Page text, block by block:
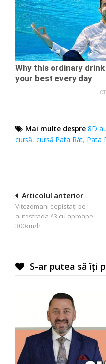
Mai multe despre 8D
cursă,cursă Pata Rât, Pata
Navigare
în
articole
Articolul anterior
Vitezomani depistați pe
autostrada A3 cu aproape
300km/h
S-ar putea să îți